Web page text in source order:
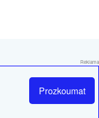
Reklama
Prozkoumat